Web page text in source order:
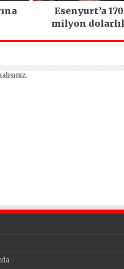
Esenyurt’a 170
milyon
.